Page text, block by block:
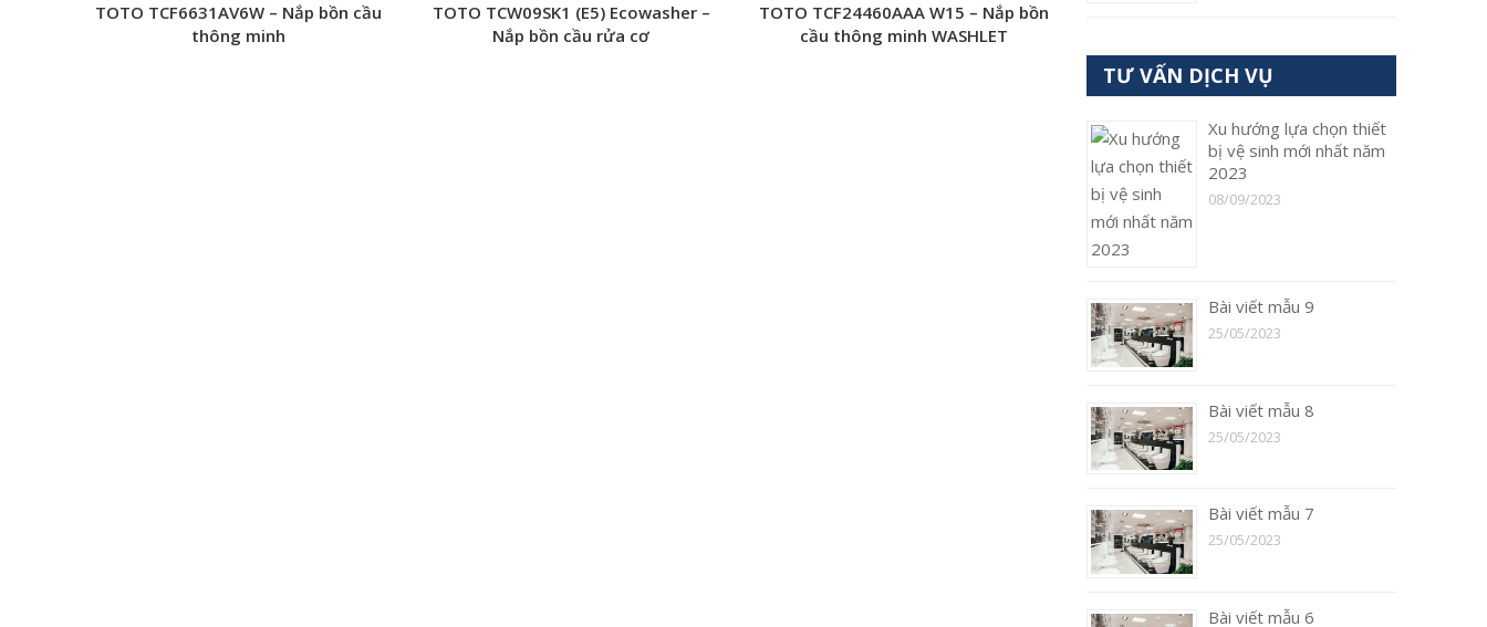
TOTO TCF6631AV6W – Nắp bồn cầu
thông minh
TOTO TCW09SK1 (E5) Ecowasher –
Nắp bồn cầu rửa cơ
TOTO TCF24460AAA W15 – Nắp bồn
cầu thông minh WASHLET
TƯ VẤN DỊCH VỤ
Xu hướng lựa chọn thiết
bị vệ sinh mới nhất năm
2023
08/09/2023
Bài viết mẫu 9
25/05/2023
Bài viết mẫu 8
25/05/2023
Bài viết mẫu 7
25/05/2023
Bài viết mẫu 6